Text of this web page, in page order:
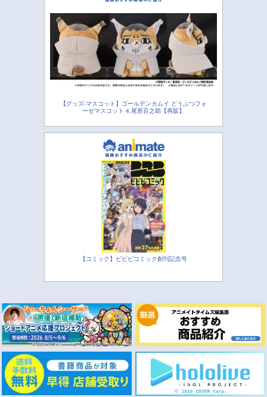
【グッズ-マスコット】ゴールデンカムイ どうぶつフォ
ーゼマスコット 4.尾形百之助【再販】
【コミック】ビビビコミック創刊記念号